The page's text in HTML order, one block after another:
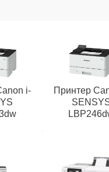
i-
Принтер